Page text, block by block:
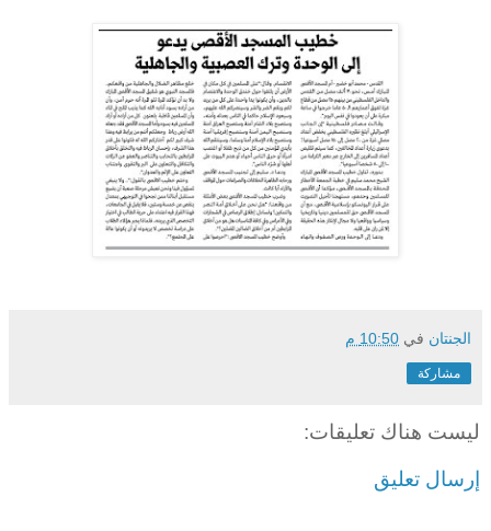
الجنتان في 10:50 م
مشاركة
ليست هناك تعليقات:
إرسال تعليق